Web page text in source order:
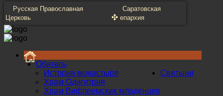
Русская Православная
Церковь
Саратовская
епархия
Обитель
История монастыря
Храм Одигитрия
Храм Вифлеемских младенцев
Святыни